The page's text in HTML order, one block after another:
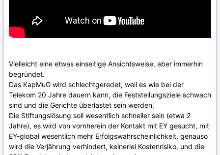
Vielleicht eine etwas einseitige Ansichtsweise, aber immerhin
begründet.
Das KapMuG wird schlechtgeredet, weil es wie bei der
Telekom 20 Jahre dauern kann, die Feststellungsziele schwach
sind und die Gerichte überlastet sein werden.
Die Stiftungslösung soll wesentlich schneller sein (etwa 2
Jahre), es wird von vornherein der Kontakt mit EY gesucht, mit
EY-global wesentlich mehr Erfolgswahrscheinlichkeit, genauso
wird die Verjährung verhindert, keinerlei Kostenrisiko, und die